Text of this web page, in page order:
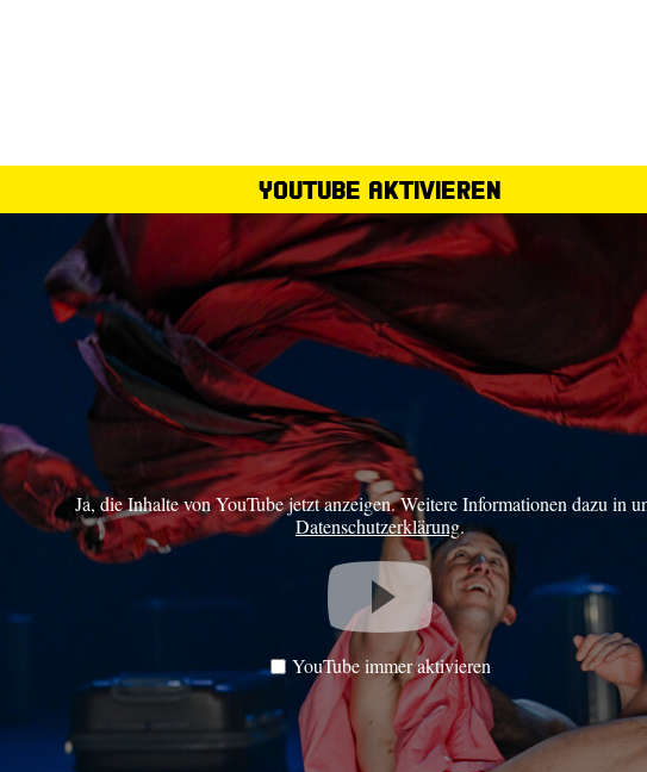
YouTube aktivieren
Ja, die Inhalte von YouTube jetzt anzeigen. Weitere Informationen dazu in
Datenschutzerklärung.
YouTube immer aktivieren